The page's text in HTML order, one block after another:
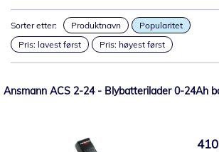
Sorter etter: Produktnavn
Popularitet
Pris: lavest først
Pris: høyest først
Ansmann ACS 2-24 - Blybatterilader 0-24Ah